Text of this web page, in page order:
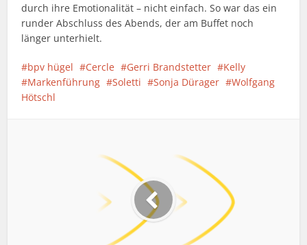
durch ihre Emotionalität – nicht einfach. So war das ein
runder Abschluss des Abends, der am Buffet noch
länger unterhielt.
bpv hügel Cercle Gerri Brandstetter
Kelly
Markenführung
Soletti Sonja Dürager
Wolfgang
Hötschl